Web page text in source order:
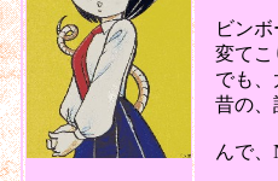
ビンボ
変てこ
でも、
昔の、
んで、